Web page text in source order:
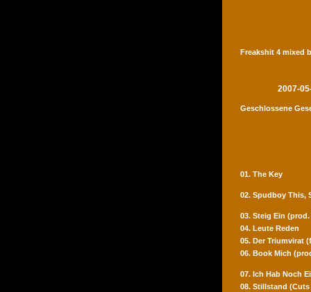
Freakshit 4 mixed
2007-
Geschlossene
01. The Key
02. Spudboy This,
03. Steig Ein
04. Leute Reden
05. Der Triumvirat
06. Book Mich
07. Ich Hab Noch
08. Stillstand